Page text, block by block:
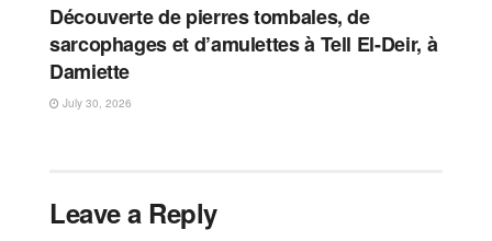
Découverte de pierres tombales, de
sarcophages et d’amulettes à Tell El-Deir, à
Damiette
July 30, 2026
Leave a Reply